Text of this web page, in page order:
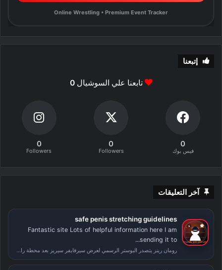
Online Wrestling • Premium Event Tracker
إتبعنا
تابعنا علي السوشيال0
0
فيس بوك
0
Followers
0
Followers
آخر التعليقات
safe penis stretching guidelines
Fantastic site Lots of helpful information here I am
sending it to...
رومان رينز يتصدر البوستر الرسمي لعرض سيرفايفر سيريز بعد محطة راسلمينيا